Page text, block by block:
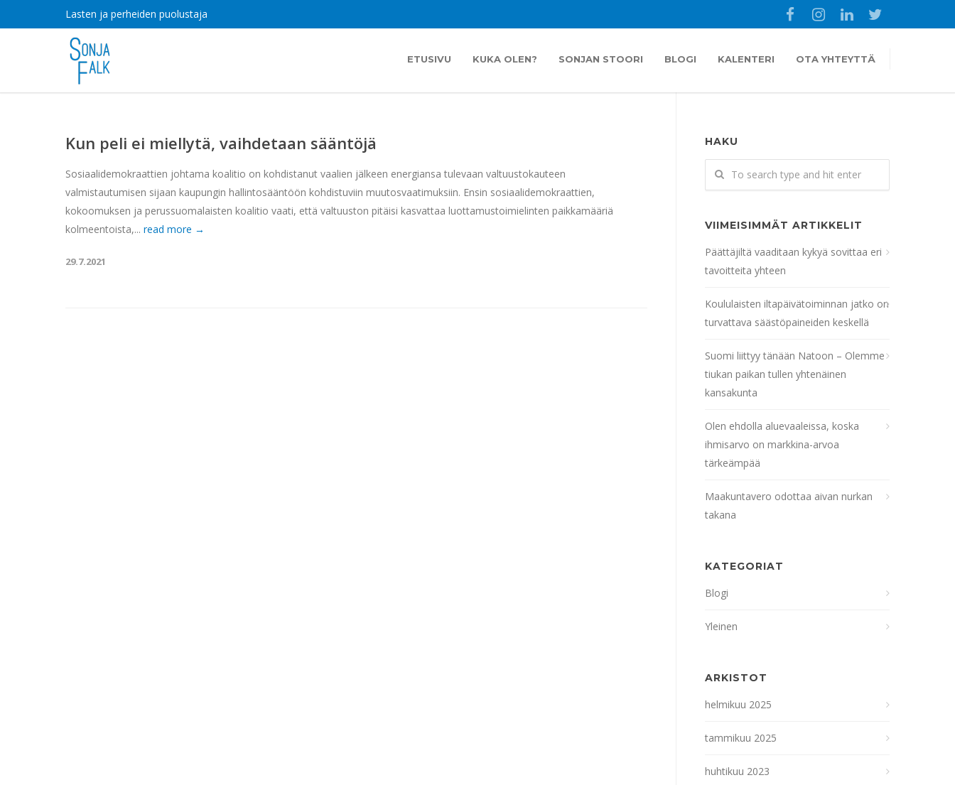
Lasten ja perheiden puolustaja
ETUSIVU KUKA OLEN? SONJAN STOORI BLOGI KALENTERI OTA YHTEYTTÄ
Kun peli ei miellytä, vaihdetaan sääntöjä
Sosiaalidemokraattien johtama koalitio on kohdistanut vaalien jälkeen energiansa tulevaan valtuustokauteen
valmistautumisen sijaan kaupungin hallintosääntöön kohdistuviin muutosvaatimuksiin. Ensin sosiaalidemokraattien,
kokoomuksen ja perussuomalaisten koalitio vaati, että valtuuston pitäisi kasvattaa luottamustoimielinten paikkamääriä
kolmeentoista,... read more →
29.7.2021
HAKU
VIIMEISIMMÄT ARTIKKELIT
Päättäjiltä vaaditaan kykyä sovittaa eri
tavoitteita yhteen
Koululaisten iltapäivätoiminnan jatko on
turvattava säästöpaineiden keskellä
Suomi liittyy tänään Natoon – Olemme
tiukan paikan tullen yhtenäinen
kansakunta
Olen ehdolla aluevaaleissa, koska
ihmisarvo on markkina-arvoa
tärkeämpää
Maakuntavero odottaa aivan nurkan
takana
KATEGORIAT
Blogi
Yleinen
ARKISTOT
helmikuu 2025
tammikuu 2025
huhtikuu 2023